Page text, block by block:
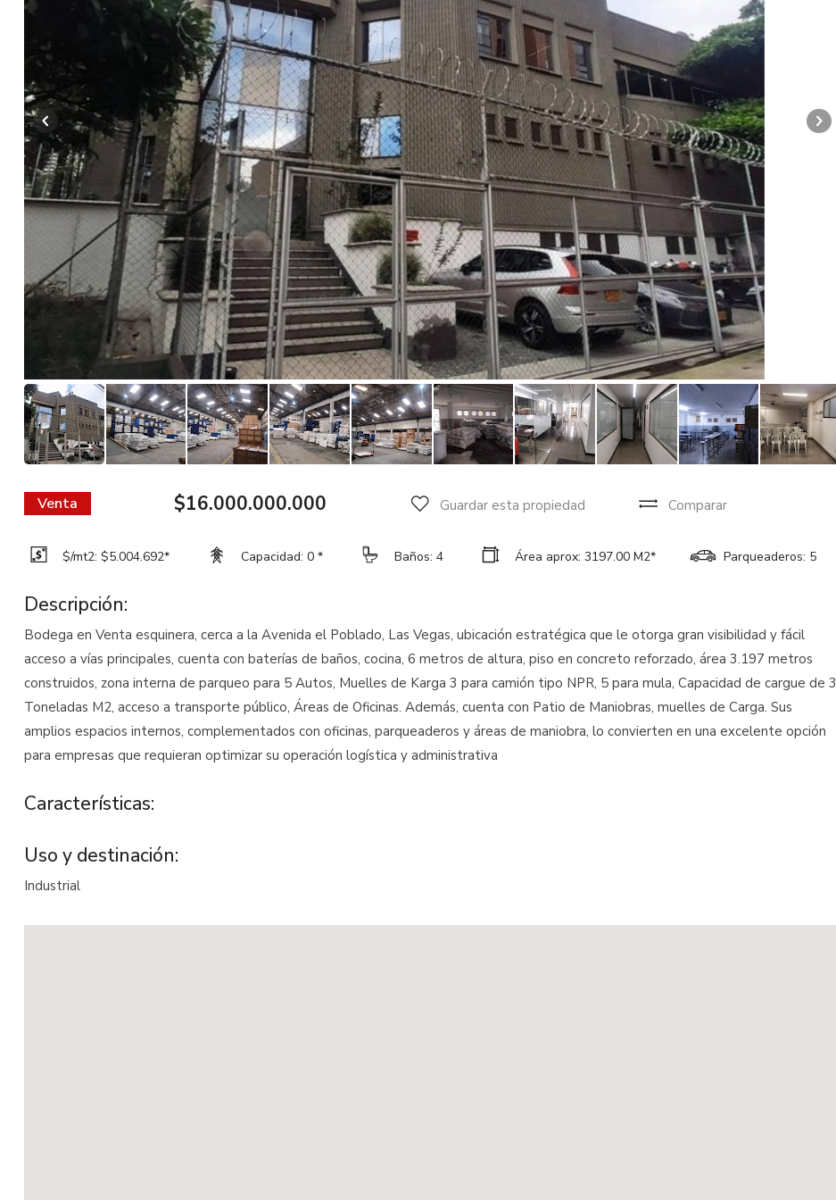
Venta $16.000.000.000 Guardar esta propiedad Comparar
$/mt2: $5.004.692* Capacidad: 0 * Baños: 4 Área aprox: 3197.00 M2* Parqueaderos: 5
Descripción:
Bodega en Venta esquinera, cerca a la Avenida el Poblado, Las Vegas, ubicación estratégica que le otorga gran visibilidad y fácil
acceso a vías principales, cuenta con baterías de baños, cocina, 6 metros de altura, piso en concreto reforzado, área 3.197 metros
construidos, zona interna de parqueo para 5 Autos, Muelles de Karga 3 para camión tipo NPR, 5 para mula, Capacidad de cargue de 3
Toneladas M2, acceso a transporte público, Áreas de Oficinas. Además, cuenta con Patio de Maniobras, muelles de Carga. Sus
amplios espacios internos, complementados con oficinas, parqueaderos y áreas de maniobra, lo convierten en una excelente opción
para empresas que requieran optimizar su operación logística y administrativa
Características:
Uso y destinación:
Industrial